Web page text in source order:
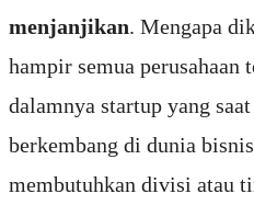
menjanjikan. Mengapa
hampir semua perusahaan
dalamnya startup yang
berkembang di dunia
membutuhkan divisi atau